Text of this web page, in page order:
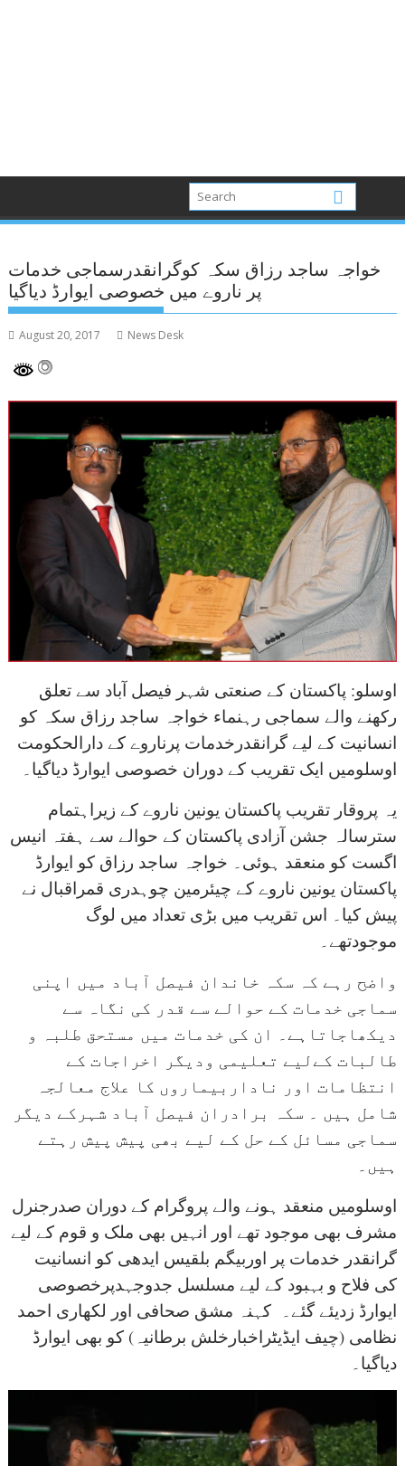
خواجہ ساجد رزاق سکہ کوگرانقدرسماجی خدمات
پر ناروے میں خصوصی ایوارڈ دیاگیا
August 20, 2017 News Desk
اوسلو: پاکستان کے صنعتی شہر فیصل آباد سے تعلق
رکھنے والے سماجی رہنماء خواجہ ساجد رزاق سکہ کو
انسانیت کے لیے گرانقدرخدمات پرناروے کے دارالحکومت
اوسلومیں ایک تقریب کے دوران خصوصی ایوارڈ دیاگیا۔
یہ پروقار تقریب پاکستان یونین ناروے کے زیراہتمام
سترسالہ جشن آزادی پاکستان کے حوالے سے ہفتہ انیس
اگست کو منعقد ہوئی۔ خواجہ ساجد رزاق کو ایوارڈ
پاکستان یونین ناروے کے چیئرمین چوہدری قمراقبال نے
پیش کیا۔ اس تقریب میں بڑی تعداد میں لوگ
موجودتھے۔
واضح رہے کہ سکہ خاندان فیصل آباد میں اپنی
سماجی خدمات کے حوالے سے قدر کی نگاہ سے
دیکھاجاتاہے۔ ان کی خدمات میں مستحق طلبہ و
طالبات کےلیے تعلیمی ودیگر اخراجات کے
انتظامات اور ناداربیماروں کا علاج معالجہ
شامل ہیں ۔ سکہ برادران فیصل آباد شہرکے دیگر
سماجی مسائل کے حل کے لیے بھی پیش پیش رہتے
ہیں۔
اوسلومیں منعقد ہونے والے پروگرام کے دوران صدرجنرل
مشرف بھی موجود تھے اور انہیں بھی ملک و قوم کے لیے
گرانقدر خدمات پر اوربیگم بلقیس ایدھی کو انسانیت
کی فلاح و بہبود کے لیے مسلسل جدوجہدپرخصوصی
ایوارڈ زدیئے گئے۔ کہنہ مشق صحافی اور لکھاری احمد
نظامی (چیف ایڈیٹراخبارخلش برطانیہ) کو بھی ایوارڈ
دیاگیا۔